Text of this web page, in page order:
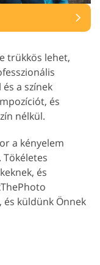
trükkös lehet,
a színek
és
nélkül.
a kényelem
és
küldünk Önnek